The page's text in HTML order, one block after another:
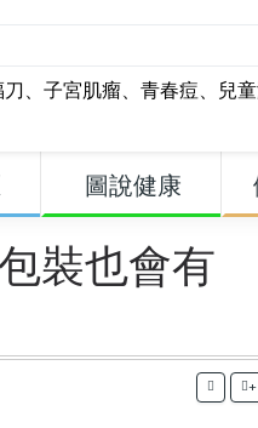
、 子宮肌瘤、 青春痘、 兒
圖說健康
裝也會有
+